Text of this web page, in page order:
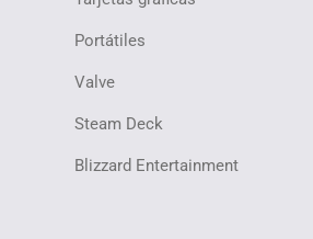
Portátiles
Valve
Steam Deck
Blizzard Entertainment